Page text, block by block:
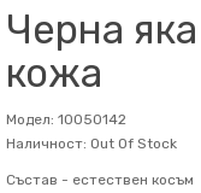
Черна
кожа
Модел: 10050142
Наличност: Out Of Stock
Състав - естествен косъм